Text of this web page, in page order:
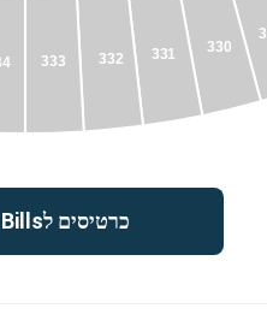
330
331
332
333
כרטיסים לBuffalo Bills